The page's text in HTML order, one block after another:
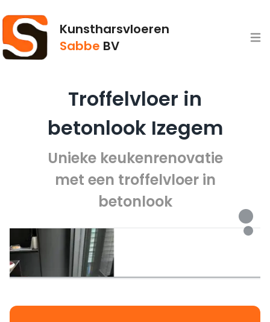
Kunstharsvloeren
Sabbe BV
Troffelvloer in
betonlook Izegem
Unieke keukenrenovatie
met een troffelvloer in
betonlook